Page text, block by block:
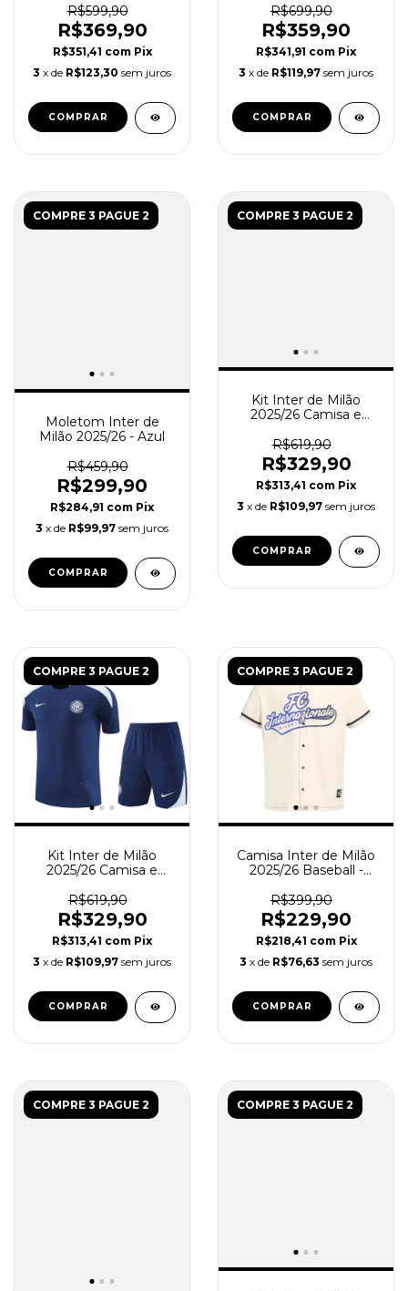
Preto
R$599,90
R$369,90
R$351,41 com Pix
3 x de R$123,30 sem juros
COMPRAR
Treino Masculino -
Cinza Azul
R$699,90
R$359,90
R$341,91 com Pix
3 x de R$119,97 sem juros
COMPRAR
COMPRE 3 PAGUE 2
Moletom Inter de
Milão 2025/26 - Azul
R$459,90
R$299,90
R$284,91 com Pix
3 x de R$99,97 sem juros
COMPRAR
COMPRE 3 PAGUE 2
Kit Inter de Milão
2025/26 Camisa e
Masculino - Cinza Azul
R$619,90
R$329,90
R$313,41 com Pix
3 x de R$109,97 sem juros
COMPRAR
COMPRE 3 PAGUE 2
Kit Inter de Milão
2025/26 Camisa e
Masculino - Azul
R$619,90
R$329,90
R$313,41 com Pix
3 x de R$109,97 sem juros
COMPRAR
COMPRE 3 PAGUE 2
Camisa Inter de Milão
2025/26 Baseball -
Bege
R$399,90
R$229,90
R$218,41 com Pix
3 x de R$76,63 sem juros
COMPRAR
COMPRE 3 PAGUE 2 COMPRE 3 PAGUE 2